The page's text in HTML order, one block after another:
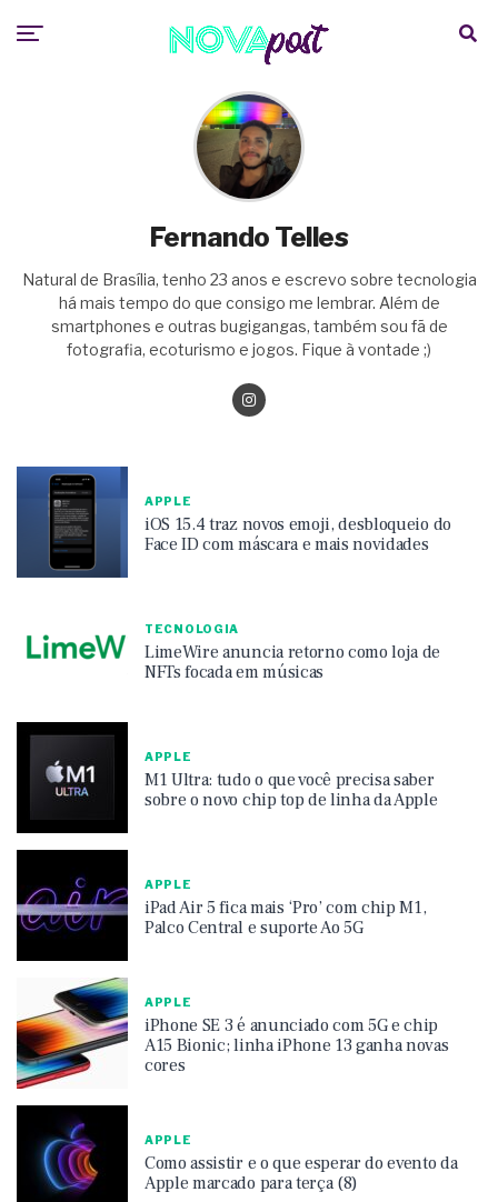
Fernando Telles
Natural de Brasília, tenho 23 anos e escrevo sobre tecnologia
há mais tempo do que consigo me lembrar. Além de
smartphones e outras bugigangas, também sou fã de
fotografia, ecoturismo e jogos. Fique à vontade ;)
APPLE
iOS 15.4 traz novos emoji, desbloqueio do
Face ID com máscara e mais novidades
TECNOLOGIA
LimeWire anuncia retorno como loja de
NFTs focada em músicas
APPLE
M1 Ultra: tudo o que você precisa saber
sobre o novo chip top de linha da Apple
APPLE
iPad Air 5 fica mais ‘Pro’ com chip M1,
Palco Central e suporte Ao 5G
APPLE
iPhone SE 3 é anunciado com 5G e chip
A15 Bionic; linha iPhone 13 ganha novas
cores
APPLE
Como assistir e o que esperar do evento da
Apple marcado para terça (8)